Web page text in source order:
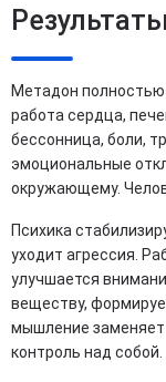
Метадон полностью
работа сердца,
бессонница, боли,
эмоциональные
окружающему.
Психика
уходит агрессия.
улучшается
веществу,
мышление заменяет
контроль над собой.